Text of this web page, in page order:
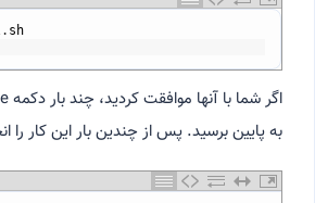
. sh
به پایین برسید. پس از چندین بار این کار را